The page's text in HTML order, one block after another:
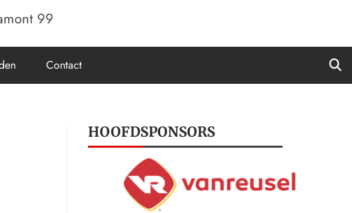
99
Contact
HOOFDSPONSORS